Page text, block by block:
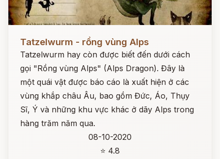
Tatzelwurm - rồng vùng Alps
Tatzelwurm hay còn được biết đến dưới cách
gọi "Rồng vùng Alps" (Alps Dragon). Đây là
một quái vật được báo cáo là xuất hiện ở các
vùng khắp châu Âu, bao gồm Đức, Áo, Thụy
Sĩ, Ý và những khu vực khác ở dãy Alps trong
hàng trăm năm qua.
08-10-2020
⭐ 4.8